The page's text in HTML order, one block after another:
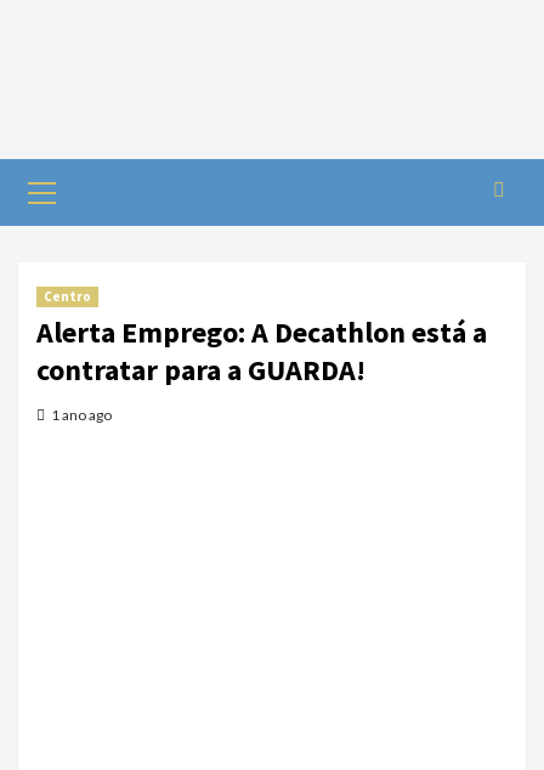
Centro
Alerta Emprego: A Decathlon está a
contratar para a GUARDA!
1 ano ago